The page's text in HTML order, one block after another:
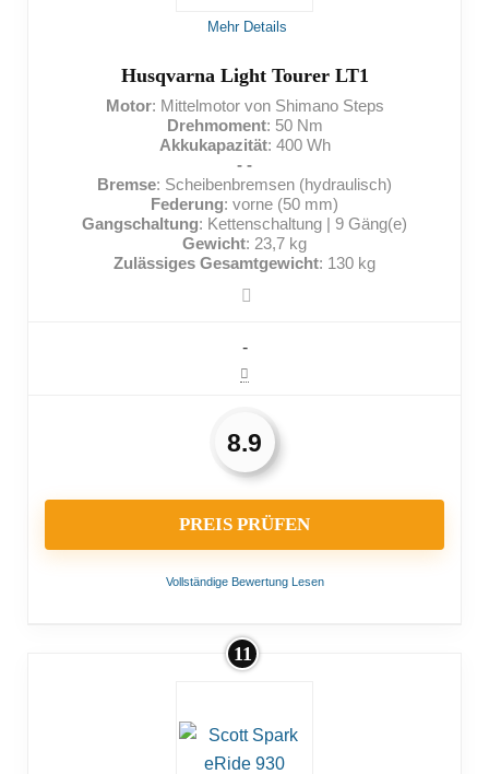
Nichts für sehr schwere Menschen
Mehr Details
Husqvarna Light Tourer LT1
Motor: Mittelmotor von Shimano Steps
Drehmoment: 50 Nm
Akkukapazität: 400 Wh
- -
Bremse: Scheibenbremsen (hydraulisch)
Federung: vorne (50 mm)
Gangschaltung: Kettenschaltung | 9 Gäng(e)
Gewicht: 23,7 kg
Zulässiges Gesamtgewicht: 130 kg
-
8.9
PREIS PRÜFEN
Vollständige Bewertung Lesen
Beleuchtung vorhanden
11